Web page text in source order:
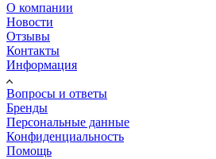
О компании
Новости
Отзывы
Контакты
Информация
Вопросы и ответы
Бренды
Персональные данные
Конфиденциальность
Помощь